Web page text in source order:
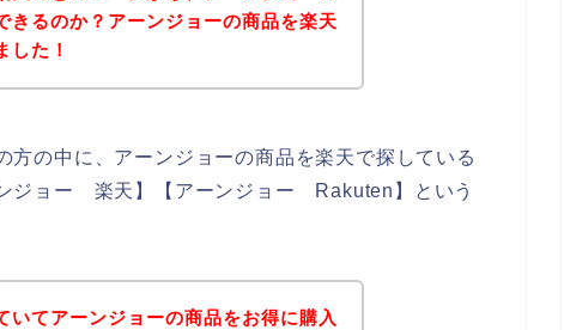
きるのか？アーンジョーの商品を楽天
した！
方の中に、アーンジョーの商品を楽天で探している
ジョー 楽天】【アーンジョー Rakuten】という
いてアーンジョーの商品をお得に購入